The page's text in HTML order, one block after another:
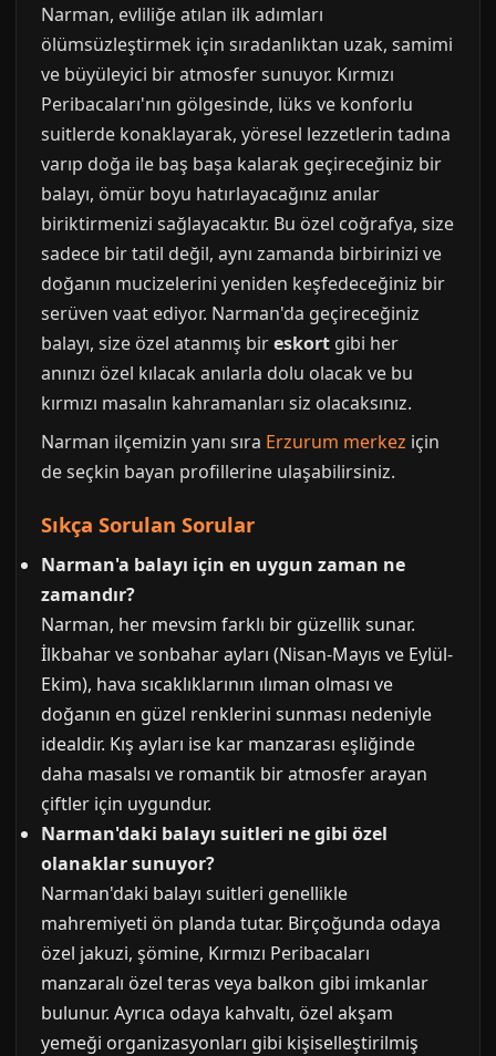
Narman, evliliğe atılan ilk adımları
ölümsüzleştirmek için sıradanlıktan uzak, samimi
ve büyüleyici bir atmosfer sunuyor. Kırmızı
Peribacaları'nın gölgesinde, lüks ve konforlu
suitlerde konaklayarak, yöresel lezzetlerin tadına
varıp doğa ile baş başa kalarak geçireceğiniz bir
balayı, ömür boyu hatırlayacağınız anılar
biriktirmenizi sağlayacaktır. Bu özel coğrafya, size
sadece bir tatil değil, aynı zamanda birbirinizi ve
doğanın mucizelerini yeniden keşfedeceğiniz bir
serüven vaat ediyor. Narman'da geçireceğiniz
balayı, size özel atanmış bireskort gibi her
anınızı özel kılacak anılarla dolu olacak ve bu
kırmızı masalın kahramanları siz olacaksınız.
Narman ilçemizin yanı sıra Erzurum merkez için
de seçkin bayan profillerine ulaşabilirsiniz.
Sıkça Sorulan Sorular
Narman'a balayı için en uygun zaman ne
zamandır?
Narman, her mevsim farklı bir güzellik sunar.
İlkbahar ve sonbahar ayları (Nisan-Mayıs ve Eylül-
Ekim), hava sıcaklıklarının ılıman olması ve
doğanın en güzel renklerini sunması nedeniyle
idealdir. Kış ayları ise kar manzarası eşliğinde
daha masalsı ve romantik bir atmosfer arayan
çiftler için uygundur.
Narman'daki balayı suitleri ne gibi özel
olanaklar sunuyor?
Narman'daki balayı suitleri genellikle
mahremiyeti ön planda tutar. Birçoğunda odaya
özel jakuzi, şömine, Kırmızı Peribacaları
manzaralı özel teras veya balkon gibi imkanlar
bulunur. Ayrıca odaya kahvaltı, özel akşam
yemeği organizasyonları gibi kişiselleştirilmiş